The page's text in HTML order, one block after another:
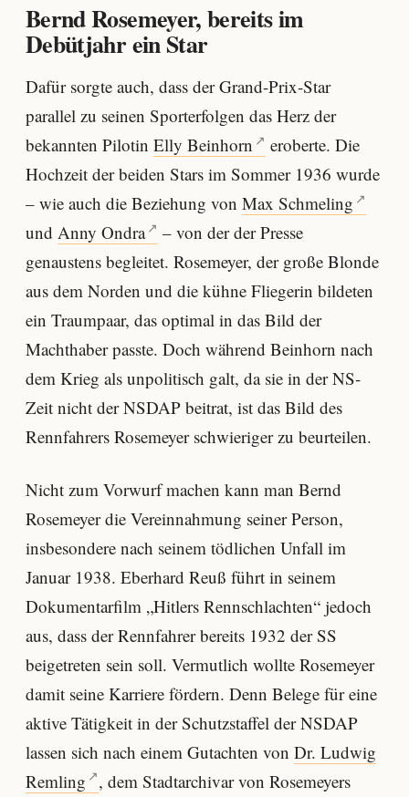
Bernd Rosemeyer, bereits im
Debütjahr ein Star
Dafür sorgte auch, dass der Grand-Prix-Star
parallel zu seinen Sporterfolgen das Herz der
bekannten Pilotin Elly Beinhorn
eroberte. Die
Hochzeit der beiden Stars im Sommer 1936 wurde
– wie auch die Beziehung von Max Schmeling
und Anny Ondra
– von der der Presse
genaustens begleitet. Rosemeyer, der große Blonde
aus dem Norden und die kühne Fliegerin bildeten
ein Traumpaar, das optimal in das Bild der
Machthaber passte. Doch während Beinhorn nach
dem Krieg als unpolitisch galt, da sie in der NS-
Zeit nicht der NSDAP beitrat, ist das Bild des
Rennfahrers Rosemeyer schwieriger zu beurteilen.
Nicht zum Vorwurf machen kann man Bernd
Rosemeyer die Vereinnahmung seiner Person,
insbesondere nach seinem tödlichen Unfall im
Januar 1938. Eberhard Reuß führt in seinem
Dokumentarfilm „Hitlers Rennschlachten“ jedoch
aus, dass der Rennfahrer bereits 1932 der SS
beigetreten sein soll. Vermutlich wollte Rosemeyer
damit seine Karriere fördern. Denn Belege für eine
aktive Tätigkeit in der Schutzstaffel der NSDAP
lassen sich nach einem Gutachten von Dr. Ludwig
Remling
, dem Stadtarchivar von Rosemeyers